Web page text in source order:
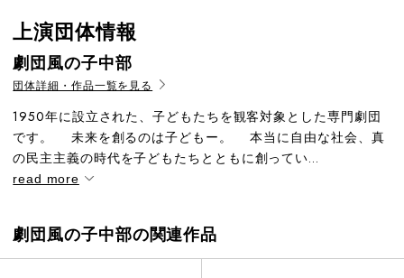
上演団体情報
劇団風の子中部
団体詳細・作品一覧を見る
1950年に設立された、子どもたちを観客対象とした専門劇団
です。 未来を創るのは子どもー。 本当に自由な社会、真
の民主主義の時代を子どもたちとともに創ってい...
read more
劇団風の子中部の関連作品